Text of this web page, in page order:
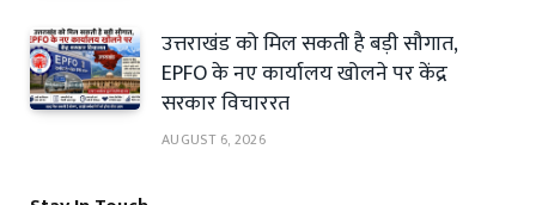
उत्तराखंड को मिल सकती है बड़ी सौगात,
EPFO के नए कार्यालय खोलने पर केंद्र
सरकार विचाररत
AUGUST 6, 2026